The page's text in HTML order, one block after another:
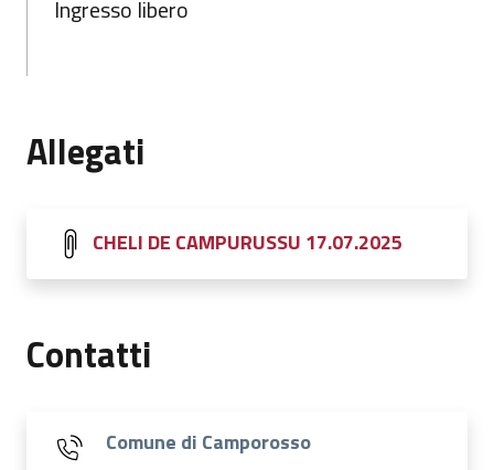
Ingresso libero
Allegati
CHELI DE CAMPURUSSU 17.07.2025
Contatti
Comune di Camporosso